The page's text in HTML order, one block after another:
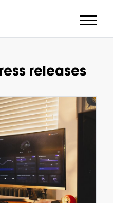
releases